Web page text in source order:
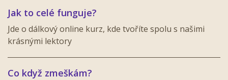
Jak to celé funguje?
Jde o dálkový online kurz, kde tvoříte spolu s našimi
krásnými lektory
Co když zmeškám?